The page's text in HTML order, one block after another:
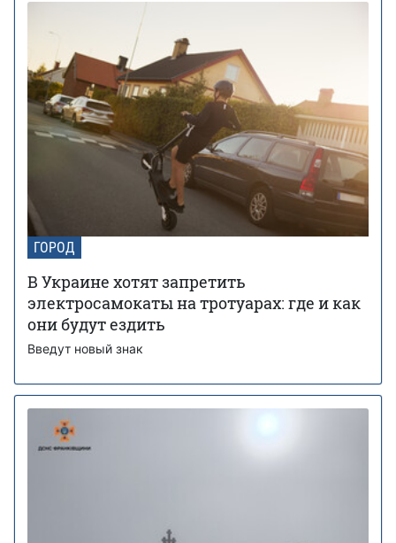
ГОРОД
В Украине хотят запретить
электросамокаты на тротуарах: где и как
они будут ездить
Введут новый знак